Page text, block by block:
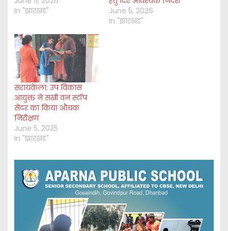
In "झारखंड"
June 5, 2026
In "झारखंड"
सरायकेला: उप विकास
आयुक्त ने सखी वन स्टॉप
सेंटर का किया औचक
निरीक्षण
June 5, 2025
In "झारखंड"